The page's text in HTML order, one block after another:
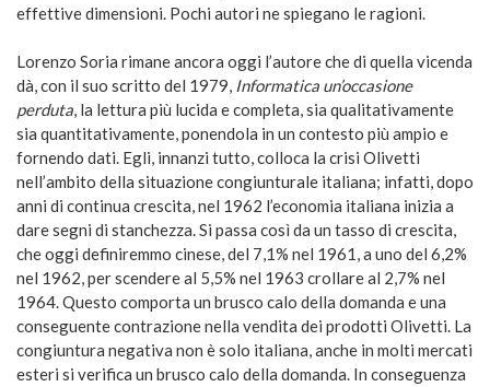
effettive dimensioni. Pochi autori ne spiegano le ragioni.
Lorenzo Soria rimane ancora oggi l’autore che di quella vicenda
dà, con il suo scritto del 1979, Informatica un’occasione
perduta, la lettura più lucida e completa, sia qualitativamente
sia quantitativamente, ponendola in un contesto più ampio e
fornendo dati. Egli, innanzi tutto, colloca la crisi Olivetti
nell’ambito della situazione congiunturale italiana; infatti, dopo
anni di continua crescita, nel 1962 l’economia italiana inizia a
dare segni di stanchezza. Si passa così da un tasso di crescita,
che oggi definiremmo cinese, del 7,1% nel 1961, a uno del 6,2%
nel 1962, per scendere al 5,5% nel 1963 crollare al 2,7% nel
1964. Questo comporta un brusco calo della domanda e una
conseguente contrazione nella vendita dei prodotti Olivetti. La
congiuntura negativa non è solo italiana, anche in molti mercati
esteri si verifica un brusco calo della domanda. In conseguenza